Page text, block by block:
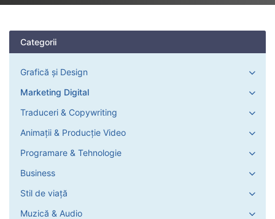
Categorii
Grafică și Design
Marketing Digital
Traduceri & Copywriting
Animații & Producție Video
Programare & Tehnologie
Business
Stil de viață
Muzică & Audio